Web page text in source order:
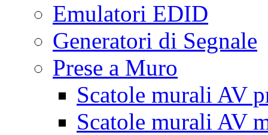
Emulatori EDID
Generatori di Segnale
Prese a Muro
Scatole murali AV
Scatole murali AV